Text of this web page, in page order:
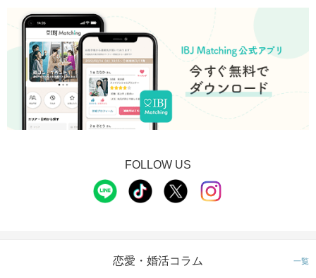
FOLLOW US
恋愛・婚活コラム 一覧